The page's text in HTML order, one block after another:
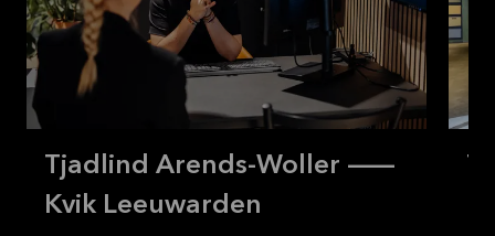
Tjadlind Arends-Woller —
Kvik Leeuwarden